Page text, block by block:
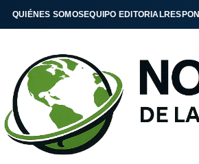
QUIÉNES SOMOSEQUIPO EDITORIAL